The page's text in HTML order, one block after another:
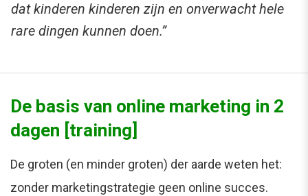
dat kinderen kinderen zijn en onverwacht hele
rare dingen kunnen doen.”
De basis van online marketing in 2
dagen [training]
De groten (en minder groten) der aarde weten het:
zonder marketingstrategie geen online succes.